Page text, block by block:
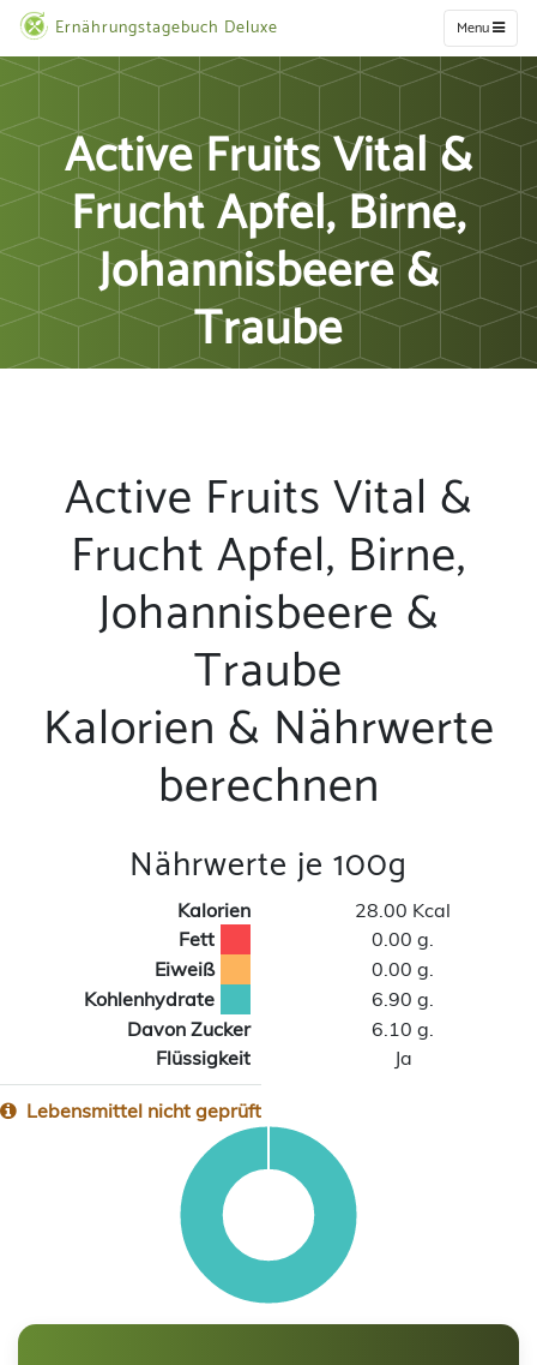
Ernährungstagebuch Deluxe Menu
Active Fruits Vital &
Frucht Apfel, Birne,
Johannisbeere &
Traube
Active Fruits Vital &
Frucht Apfel, Birne,
Johannisbeere &
Traube
Kalorien & Nährwerte
berechnen
Nährwerte je 100g
Kalorien
28.00 Kcal
Fett
0.00 g.
Eiweiß
0.00 g.
Kohlenhydrate
6.90 g.
Davon Zucker
6.10 g.
Flüssigkeit
Ja
Lebensmittel nicht geprüft